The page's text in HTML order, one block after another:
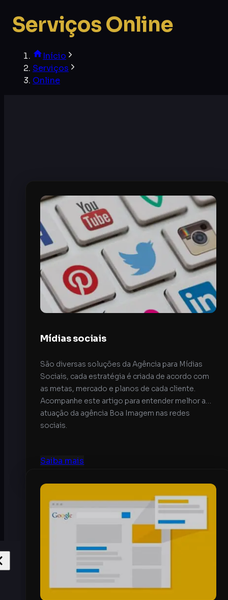
Serviços Online
Início
Serviços
Online
Mídias sociais
São diversas soluções da Agência para Mídias
Sociais, cada estratégia é criada de acordo com
as metas, mercado e planos de cada cliente.
Acompanhe este artigo para entender melhor a
atuação da agência Boa Imagem nas redes
sociais.
Saiba mais